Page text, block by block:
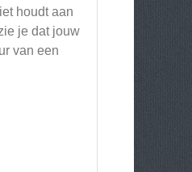
houdt aan
je dat jouw
van een